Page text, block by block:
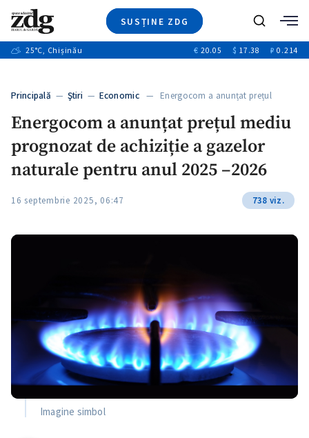
SUSȚINE ZDG
Ştiri
+12
Video
Special
ZdGust
Caută
25°C, Chișinău € 20.05 $ 17.38 ₽ 0.214
Principală — Ştiri — Economic— Energocom a anunțat prețul
Energocom a anunțat prețul mediu
prognozat de achiziție a gazelor
naturale pentru anul 2025 –2026
16 septembrie 2025, 06:47 738 viz.
Imagine simbol